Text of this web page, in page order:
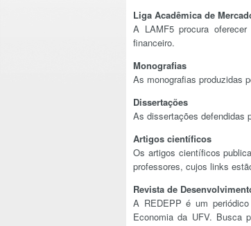
Liga Acadêmica de
A LAMF5 procura
financeiro.
Monografias
As monografias produzidas
Dissertações
As dissertações defendidas
Artigos científicos
Os artigos científicos
professores, cujos links
Revista de
A REDEPP é um
Economia da UFV. Busca